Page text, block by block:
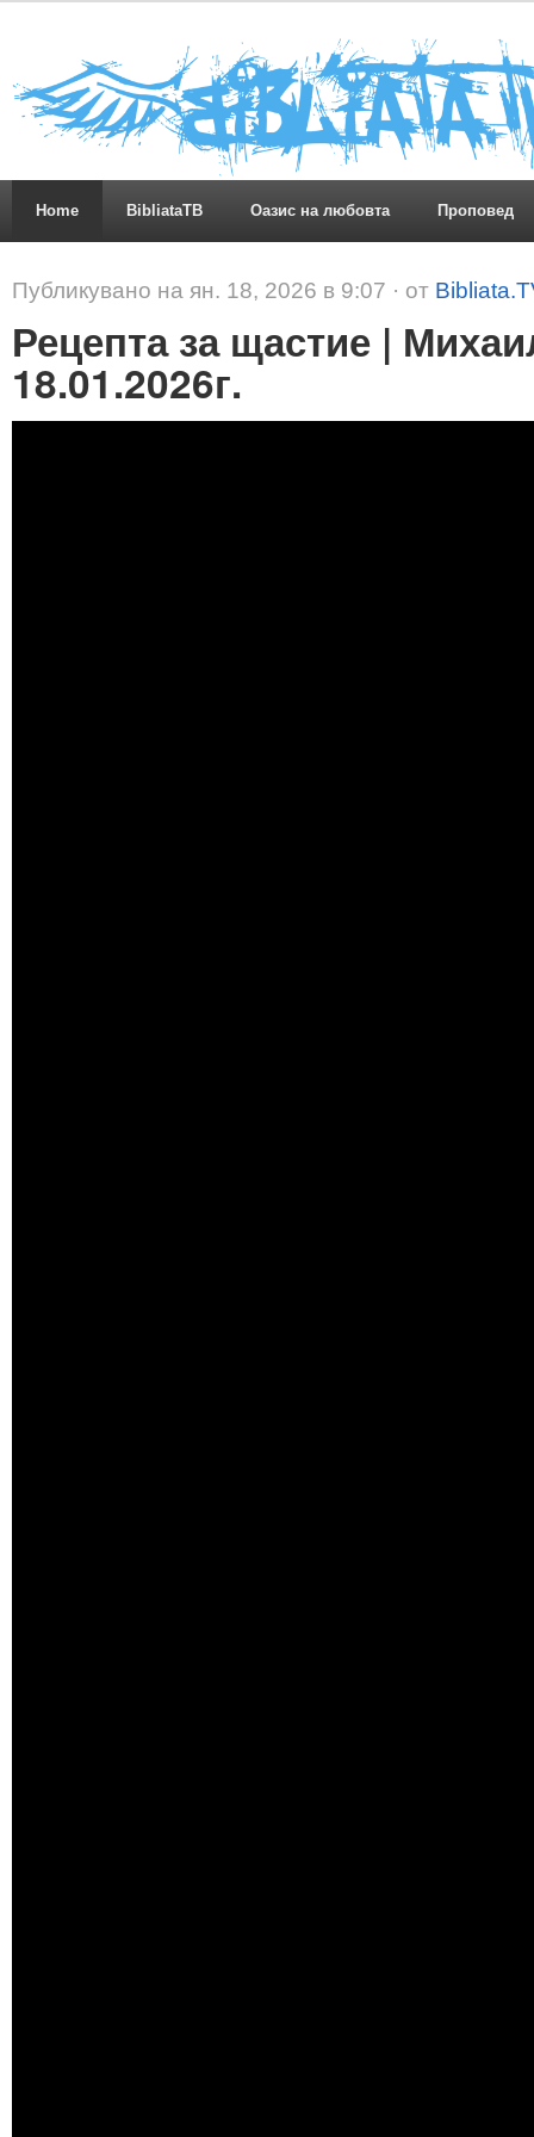
Home BibliataTB Оазис на любовта Проповед
Публикувано на ян. 18, 2026 в 9:07 · от
Рецепта за щастие |
18.01.2026г.